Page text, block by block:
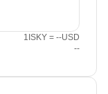
1ISKY = --USD
--